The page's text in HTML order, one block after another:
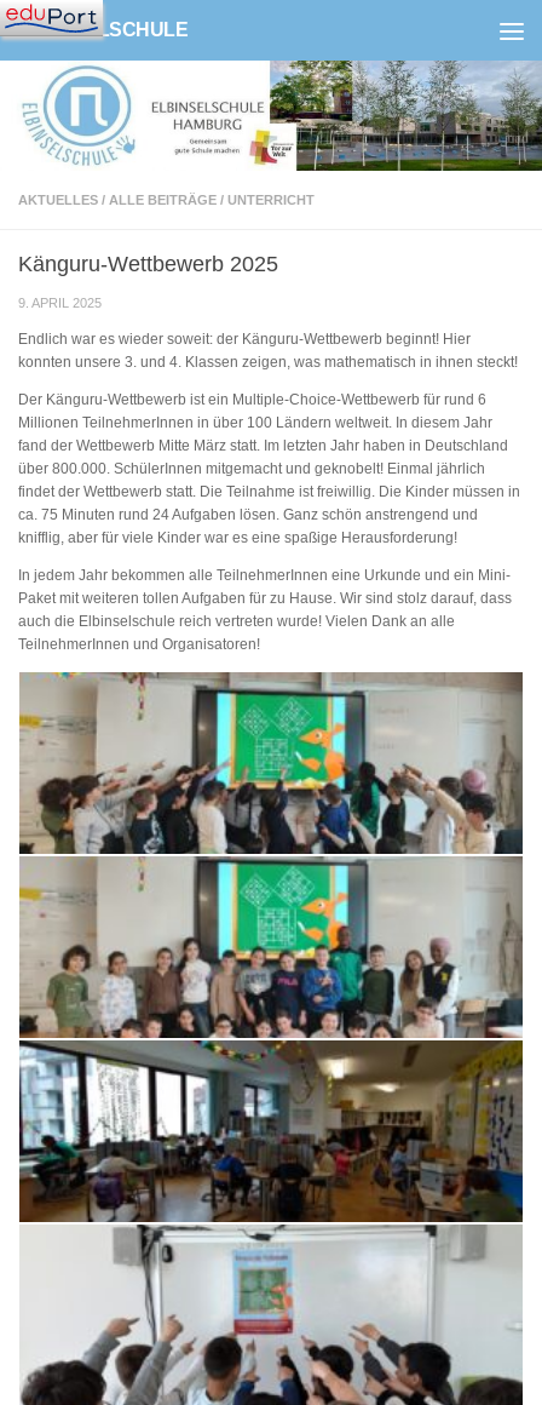
Zum Inhalt springen
ELBINSELSCHULE
AKTUELLES / ALLE BEITRÄGE / UNTERRICHT
Känguru-Wettbewerb 2025
9. APRIL 2025
Endlich war es wieder soweit: der Känguru-Wettbewerb beginnt! Hier
konnten unsere 3. und 4. Klassen zeigen, was mathematisch in ihnen steckt!
Der Känguru-Wettbewerb ist ein Multiple-Choice-Wettbewerb für rund 6
Millionen TeilnehmerInnen in über 100 Ländern weltweit. In diesem Jahr
fand der Wettbewerb Mitte März statt. Im letzten Jahr haben in Deutschland
über 800.000. SchülerInnen mitgemacht und geknobelt! Einmal jährlich
findet der Wettbewerb statt. Die Teilnahme ist freiwillig. Die Kinder müssen in
ca. 75 Minuten rund 24 Aufgaben lösen. Ganz schön anstrengend und
knifflig, aber für viele Kinder war es eine spaßige Herausforderung!
In jedem Jahr bekommen alle TeilnehmerInnen eine Urkunde und ein Mini-
Paket mit weiteren tollen Aufgaben für zu Hause. Wir sind stolz darauf, dass
auch die Elbinselschule reich vertreten wurde! Vielen Dank an alle
TeilnehmerInnen und Organisatoren!